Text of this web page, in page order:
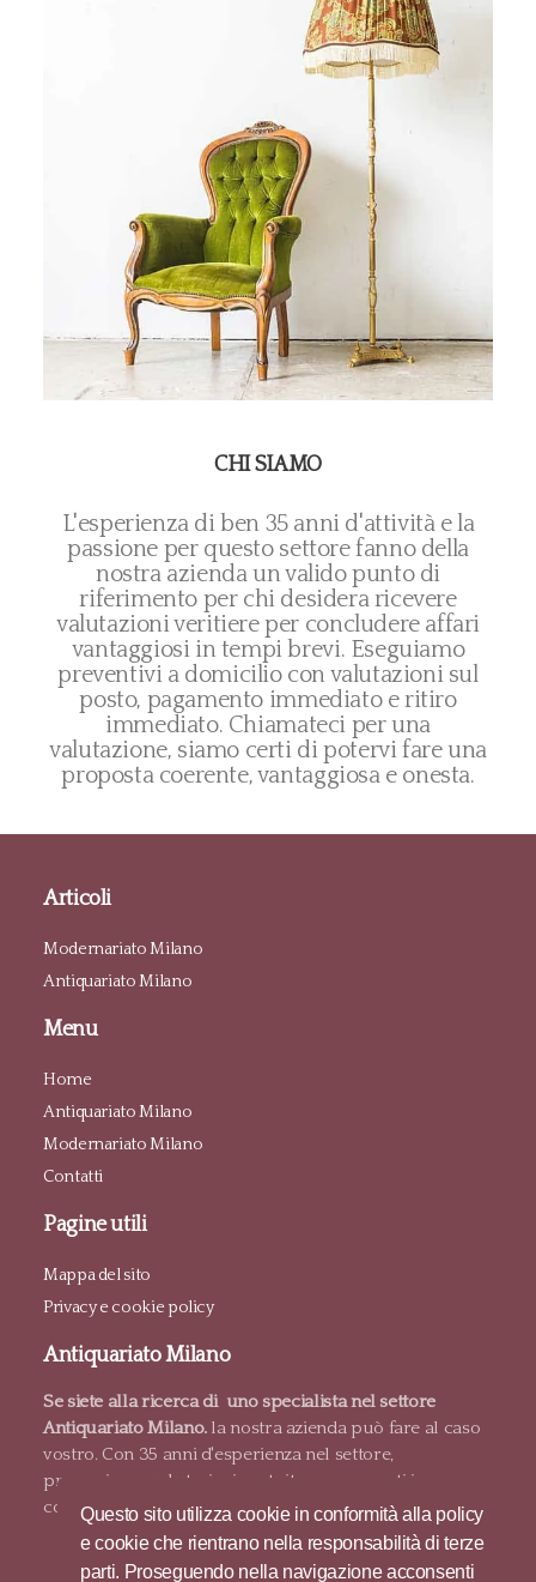
Questo sito utilizza cookie in conformità alla policy
e cookie che rientrano nella responsabilità di terze
parti. Proseguendo nella navigazione acconsenti
CHI SIAMO
L'esperienza di ben 35 anni d'attività e la
passione per questo settore fanno della
nostra azienda un valido punto di
riferimento per chi desidera ricevere
valutazioni veritiere per concludere affari
vantaggiosi in tempi brevi. Eseguiamo
preventivi a domicilio con valutazioni sul
posto, pagamento immediato e ritiro
immediato. Chiamateci per una
valutazione, siamo certi di potervi fare una
proposta coerente, vantaggiosa e onesta.
Articoli
Modernariato Milano
Antiquariato Milano
Menu
Home
Antiquariato Milano
Modernariato Milano
Contatti
Pagine utili
Mappa del sito
Privacy e cookie policy
Antiquariato Milano
Se siete alla ricerca di uno specialista nel settore
Antiquariato Milano.la nostra azienda può fare al caso
vostro. Con 35 anni d'esperienza nel settore,
proponiamo valutazioni gratuite e pagamenti in
contanti.